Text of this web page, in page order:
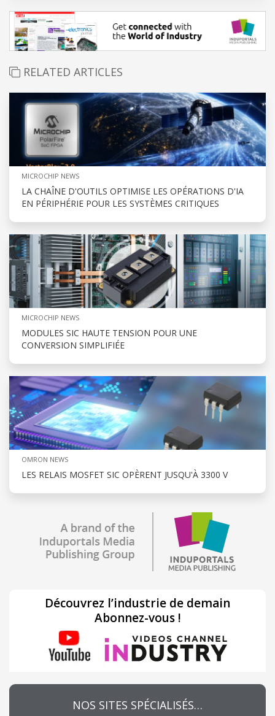
RELATED ARTICLES
MICROCHIP NEWS
LA CHAÎNE D'OUTILS OPTIMISE LES OPÉRATIONS D'IA
EN PÉRIPHÉRIE POUR LES SYSTÈMES CRITIQUES
MICROCHIP NEWS
MODULES SIC HAUTE TENSION POUR UNE
CONVERSION SIMPLIFIÉE
OMRON NEWS
LES RELAIS MOSFET SIC OPÈRENT JUSQU'À 3300 V
Découvrez l’industrie de demain
Abonnez-vous !
NOS SITES SPÉCIALISÉS…